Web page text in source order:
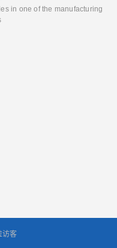
in one of the manufacturing
访客